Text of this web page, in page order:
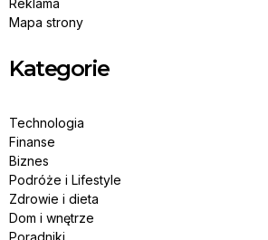
Mapa strony
Kategorie
Technologia
Finanse
Biznes
Podróże i Lifestyle
Zdrowie i dieta
Dom i wnętrze
Poradniki